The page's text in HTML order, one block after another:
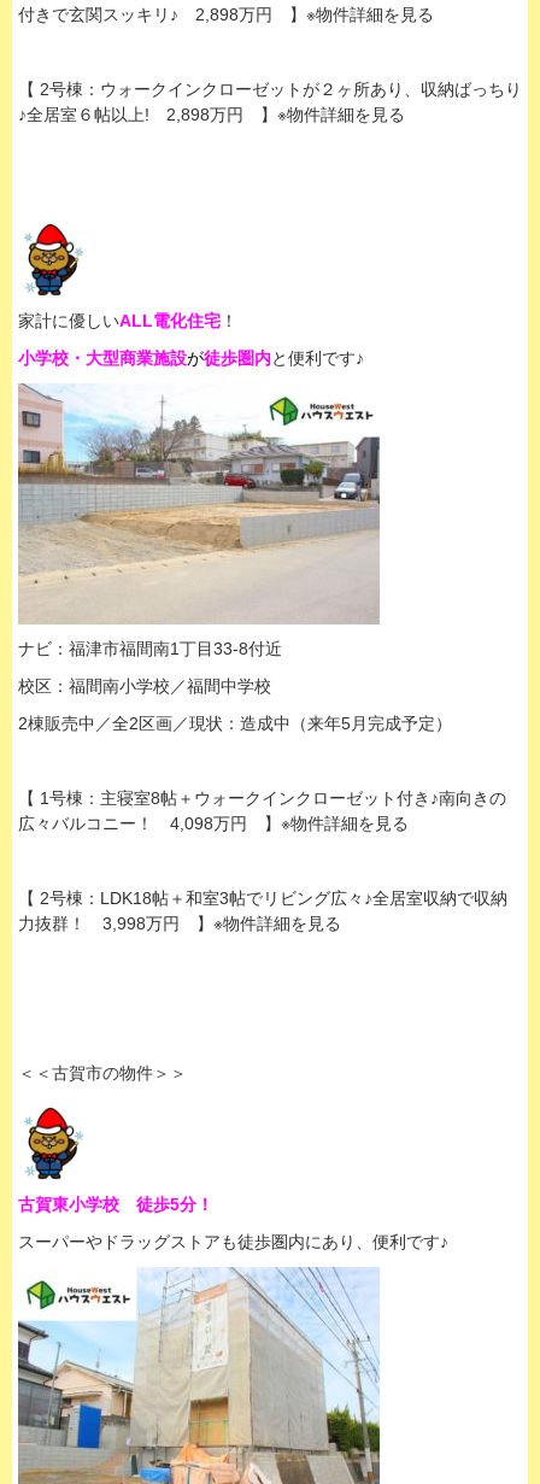
付きで玄関スッキリ♪ 2,898万円 】※物件詳細を見る
【 2号棟：ウォークインクローゼットが２ヶ所あり、収納ばっちり
♪全居室６帖以上! 2,898万円 】※物件詳細を見る
家計に優しいALL電化住宅 ！
小学校・大型商業施設が徒歩圏内と便利です♪
ナビ：福津市福間南1丁目33-8付近
校区：福間南小学校／福間中学校
2棟販売中／全2区画／現状：造成中（来年5月完成予定）
【 1号棟：主寝室8帖＋ウォークインクローゼット付き♪南向きの
広々バルコニー！ 4,098万円 】※物件詳細を見る
【 2号棟：LDK18帖＋和室3帖でリビング広々♪全居室収納で収納
力抜群！ 3,998万円 】※物件詳細を見る
＜＜古賀市の物件＞＞
古賀東小学校 徒歩5分！
スーパーやドラッグストアも徒歩圏内にあり、便利です♪